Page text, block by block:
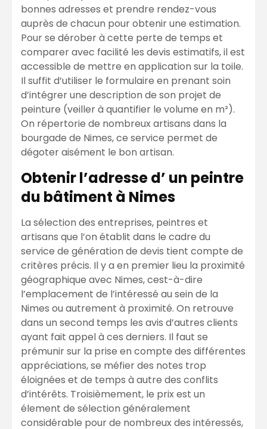
bonnes adresses et prendre rendez-vous
auprès de chacun pour obtenir une estimation.
Pour se dérober à cette perte de temps et
comparer avec facilité les devis estimatifs, il est
accessible de mettre en application sur la toile.
Il suffit d’utiliser le formulaire en prenant soin
d’intégrer une description de son projet de
peinture (veiller à quantifier le volume en m²).
On répertorie de nombreux artisans dans la
bourgade de Nimes, ce service permet de
dégoter aisément le bon artisan.
Obtenir l’adresse d’ un peintre
du bâtiment à Nimes
La sélection des entreprises, peintres et
artisans que l’on établit dans le cadre du
service de génération de devis tient compte de
critères précis. Il y a en premier lieu la proximité
géographique avec Nimes, cest-à-dire
l’emplacement de l’intéressé au sein de la
Nimes ou autrement à proximité. On retrouve
dans un second temps les avis d’autres clients
ayant fait appel à ces derniers. Il faut se
prémunir sur la prise en compte des différentes
appréciations, se méfier des notes trop
éloignées et de temps à autre des conflits
d’intérêts. Troisièmement, le prix est un
élement de sélection généralement
considérable pour de nombreux des intéressés,